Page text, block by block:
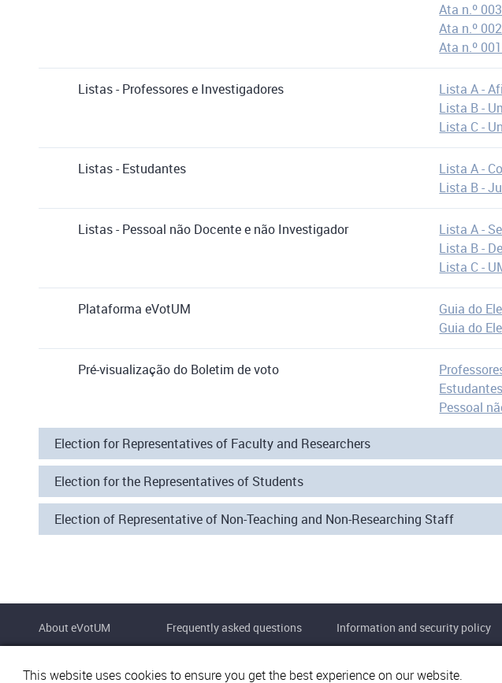
This website uses cookies to ensure you get the best experience on our website.
Ata n.º
Ata n.º
Ata n.º
Listas - Professores e Investigadores
Lista A -
Lista B -
Lista C -
Listas - Estudantes
Lista A -
Lista B -
Listas - Pessoal não Docente e não Investigador
Lista A -
Lista B -
Lista C -
Plataforma eVotUM
Guia do
Guia do
Pré-visualização do Boletim de voto
Estudantes
Pessoal
Election for Representatives of Faculty and Researchers
Election for the Representatives of Students
Election of Representative of Non-Teaching and Non-Researching Staff
About eVotUM Frequently asked questions Information and security policy